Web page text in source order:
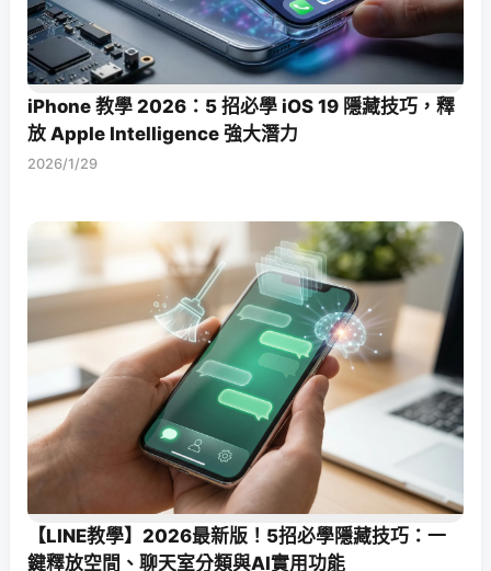
iPhone 教學 2026：5 招必學 iOS 19 隱藏技巧，釋
放 Apple Intelligence 強大潛力
2026/1/29
【LINE教學】2026最新版！5招必學隱藏技巧：一
鍵釋放空間、聊天室分類與AI實用功能